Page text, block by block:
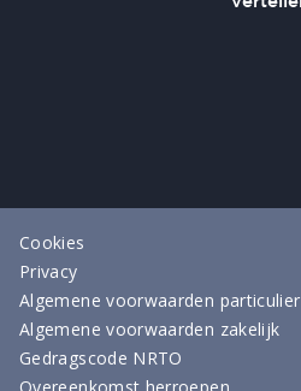
Cookies
Privacy
Algemene voorwaarden particulier
Algemene voorwaarden zakelijk
Gedragscode NRTO